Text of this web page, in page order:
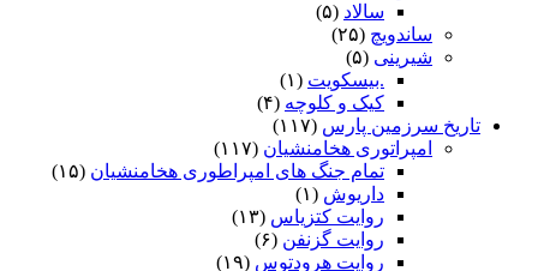
سالاد (۵)
ساندویچ (۲۵)
شیرینی (۵)
.بیسکویت (۱)
کیک و کلوچه (۴)
تاریخ سرزمین پارس (۱۱۷)
امپراتوری هخامنشیان (۱۱۷)
تمام جنگ های امپراطوری هخامنشیان (۱۵)
داریوش (۱)
روایت کتزیاس (۱۳)
روایت گزنفن (۶)
روایت هرودتوس (۱۹)